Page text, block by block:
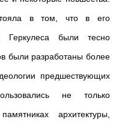
в том, что в его
Геркулеса были тесно
были разработаны более
предшествующих
не только
архитектуры,